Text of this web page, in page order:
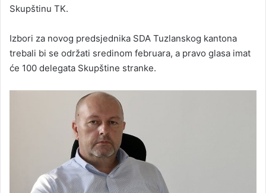
Skupštinu TK.
Izbori za novog predsjednika SDA Tuzlanskog kantona
trebali bi se održati sredinom februara, a pravo glasa imat
će 100 delegata Skupštine stranke.